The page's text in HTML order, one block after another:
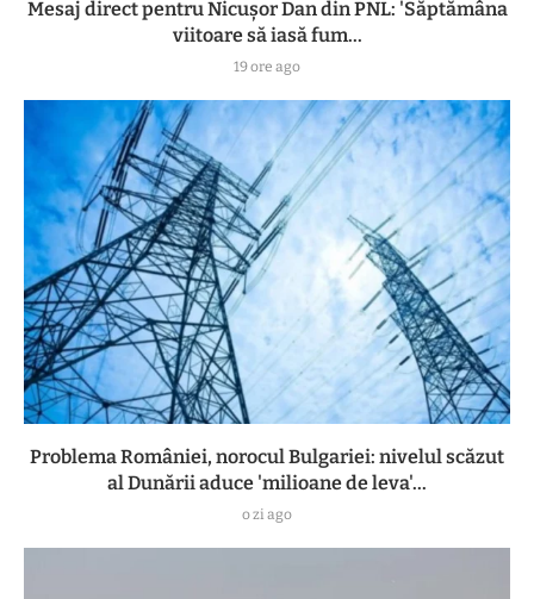
Mesaj direct pentru Nicușor Dan din PNL: 'Săptămâna
viitoare să iasă fum...
19 ore ago
Problema României, norocul Bulgariei: nivelul scăzut
al Dunării aduce 'milioane de leva'...
o zi ago